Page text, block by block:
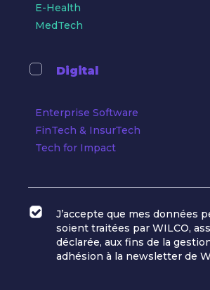
E-Health
MedTech
Digital
Enterprise Software
FinTech & InsurTech
Tech for Impact
J’accepte que mes données
soient traitées par WILCO,
déclarée, aux fins de la
adhésion à la newsletter de